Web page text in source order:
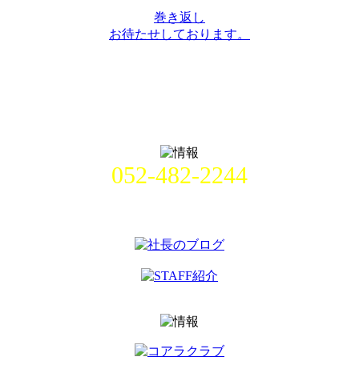
巻き返し
お待たせしております。
052-482-2244